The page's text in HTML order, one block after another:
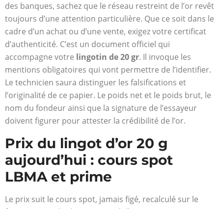
des banques, sachez que le réseau restreint de l’or revêt
toujours d’une attention particulière. Que ce soit dans le
cadre d’un achat ou d’une vente, exigez votre certificat
d’authenticité. C’est un document officiel qui
accompagne votre lingotin de 20 gr. Il invoque les
mentions obligatoires qui vont permettre de l’identifier.
Le technicien saura distinguer les falsifications et
l’originalité de ce papier. Le poids net et le poids brut, le
nom du fondeur ainsi que la signature de l’essayeur
doivent figurer pour attester la crédibilité de l’or.
Prix du lingot d’or 20 g
aujourd’hui : cours spot
LBMA et prime
Le prix suit le cours spot, jamais figé, recalculé sur le